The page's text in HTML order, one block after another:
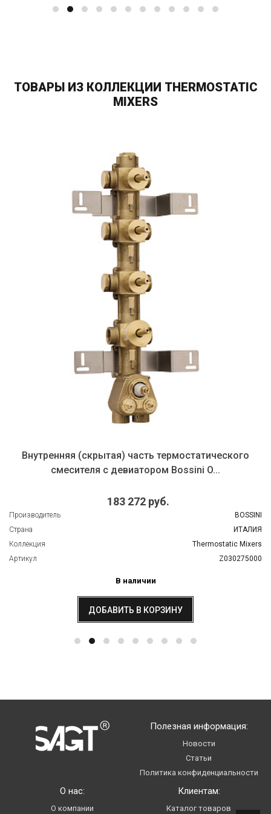
ТОВАРЫ ИЗ КОЛЛЕКЦИИ THERMOSTATIC
MIXERS
Внутренняя (скрытая) часть термостатического
смесителя с девиатором Bossini O...
183 272 руб.
Производитель
BOSSINI
Страна
ИТАЛИЯ
Коллекция
Thermostatic Mixers
Артикул
Z030275000
В наличии
ДОБАВИТЬ В КОРЗИНУ
О нас:
О компании
Клиентам:
Каталог товаров
Полезная информация:
Новости
Статьи
Политика конфиденциальности